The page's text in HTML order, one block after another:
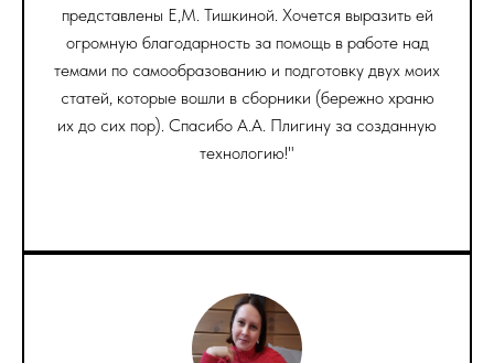
представлены Е,М. Тишкиной. Хочется выразить ей
огромную благодарность за помощь в работе над
темами по самообразованию и подготовку двух моих
статей, которые вошли в сборники (бережно храню
их до сих пор). Спасибо А.А. Плигину за созданную
технологию!"